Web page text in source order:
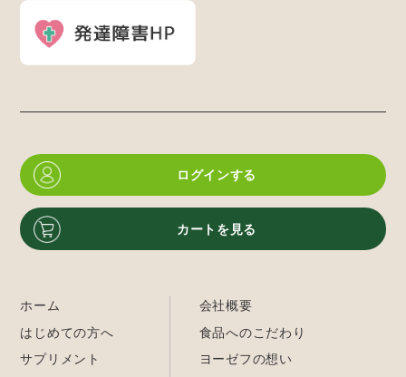
ログインする
カートを見る
ホーム
はじめての方へ
サプリメント
会社概要
食品へのこだわり
ヨーゼフの想い